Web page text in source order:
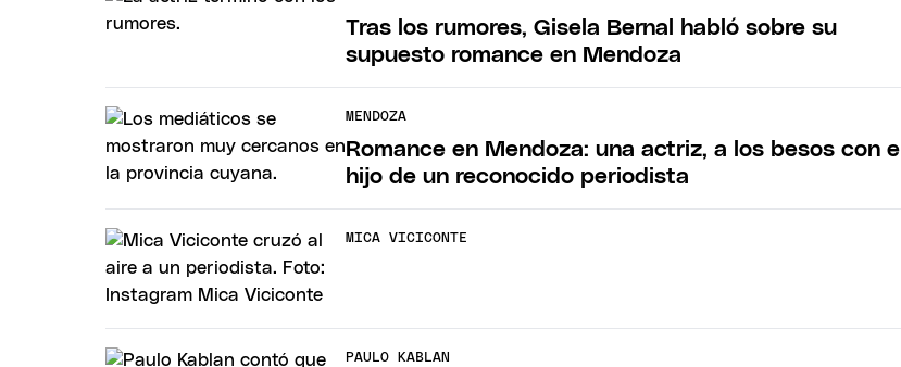
Tras los rumores, Gisela Bernal habló sobre su
supuesto romance en Mendoza
MENDOZA
Romance en Mendoza: una actriz, a los besos con el
hijo de un reconocido periodista
MICA VICICONTE
PAULO KABLAN